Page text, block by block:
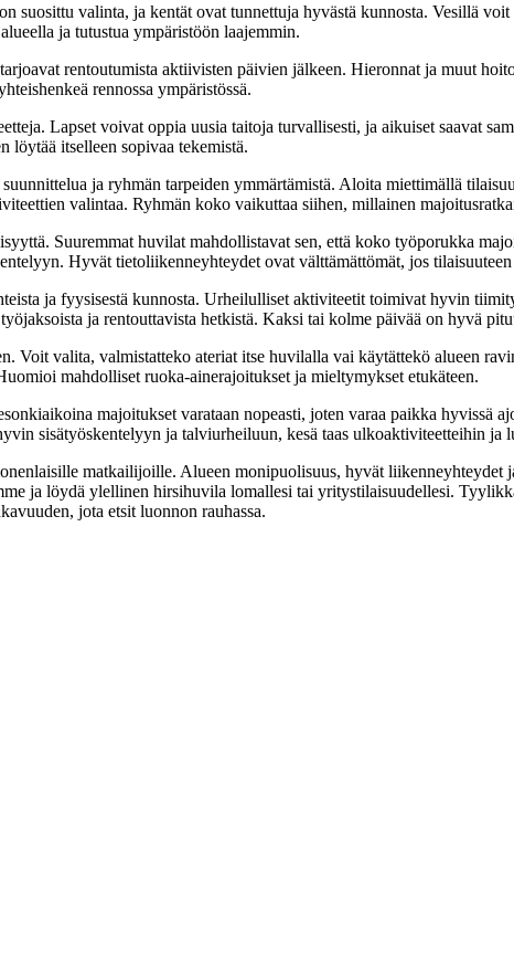
suosittu valinta, ja kentät ovat tunnettuja hyvästä kunnosta. Vesillä
ja tutustua ympäristöön laajemmin.
rentoutumista aktiivisten päivien jälkeen. Hieronnat ja muut
rennossa ympäristössä.
Lapset voivat oppia uusia taitoja turvallisesti, ja aikuiset saavat
löytää itselleen sopivaa tekemistä.
ja ryhmän tarpeiden ymmärtämistä. Aloita miettimällä
valintaa. Ryhmän koko vaikuttaa siihen, millainen
Suuremmat huvilat mahdollistavat sen, että koko työporukka
Hyvät tietoliikenneyhteydet ovat välttämättömät, jos
ja fyysisestä kunnosta. Urheilulliset aktiviteetit toimivat hyvin
ja rentouttavista hetkistä. Kaksi tai kolme päivää on hyvä
Voit valita, valmistatteko ateriat itse huvilalla vai käytättekö alueen
mahdolliset ruoka-ainerajoitukset ja mieltymykset etukäteen.
majoitukset varataan nopeasti, joten varaa paikka
sisätyöskentelyyn ja talviurheiluun, kesä taas ulkoaktiviteetteihin ja
matkailijoille. Alueen monipuolisuus, hyvät liikenneyhteydet
ja löydä ylellinen hirsihuvila lomallesi tai yritystilaisuudellesi.
jota etsit luonnon rauhassa.